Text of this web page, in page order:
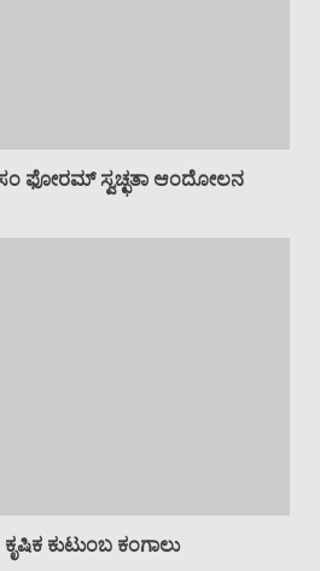
ಫೋರಮ್ ಸ್ವಚ್ಛತಾ ಆಂದೋಲನ
ಕುಟುಂಬ ಕಂಗಾಲು